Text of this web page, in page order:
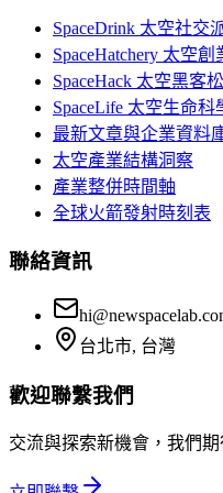
SpaceDrink 太空社交
SpaceHatchery 太空
SpaceHack 太空黑客松
SpaceLife 太空生命科
最新文章與企業資料
太空產業結構洞察
產業整併時間軸
全球火箭發射時刻表
聯絡資訊
台北市, 台灣
歡迎聯繫我們
交流與探索新機會，我們期